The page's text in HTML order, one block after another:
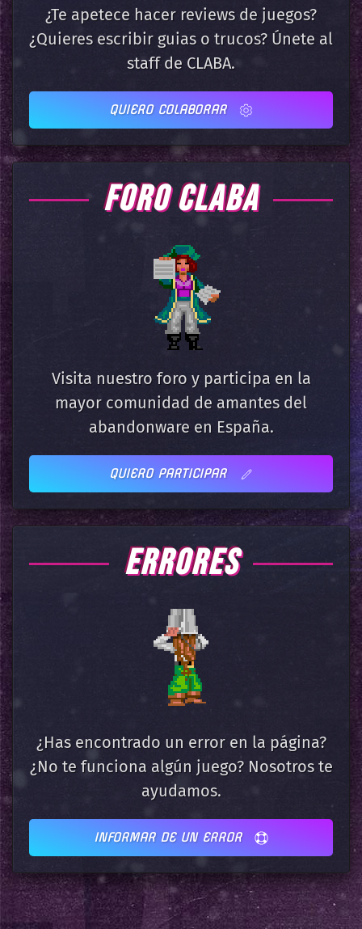
¿Te apetece hacer reviews de juegos?
¿Quieres escribir guias o trucos? Únete al
staff de CLABA.
QUIERO COLABORAR
FORO CLABA
Visita nuestro foro y participa en la
mayor comunidad de amantes del
abandonware en España.
QUIERO PARTICIPAR
ERRORES
¿Has encontrado un error en la página?
¿No te funciona algún juego? Nosotros te
ayudamos.
INFORMAR DE UN ERROR